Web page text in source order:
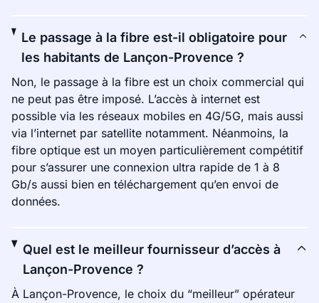
Le passage à la fibre est-il obligatoire pour
les habitants de Lançon-Provence ?
Non, le passage à la fibre est un choix commercial qui
ne peut pas être imposé. L’accès à internet est
possible via les réseaux mobiles en 4G/5G, mais aussi
via l’internet par satellite notamment. Néanmoins, la
fibre optique est un moyen particulièrement compétitif
pour s’assurer une connexion ultra rapide de 1 à 8
Gb/s aussi bien en téléchargement qu’en envoi de
données.
Quel est le meilleur fournisseur d’accès à
Lançon-Provence ?
À Lançon-Provence, le choix du “meilleur” opérateur